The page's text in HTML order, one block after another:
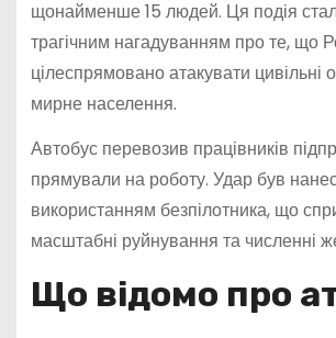
щонайменше 15 людей. Ця подія
трагічним нагадуванням про те, що
цілеспрямовано атакувати цивільні
мирне населення.
Автобус перевозив працівників
прямували на роботу. Удар був
використанням безпілотника, що
масштабні руйнування та численні
Що відомо про